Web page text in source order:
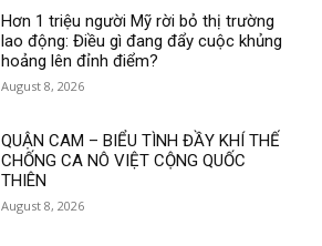
Hơn 1 triệu người Mỹ rời bỏ thị trường
lao động: Điều gì đang đẩy cuộc khủng
hoảng lên đỉnh điểm?
August 8, 2026
QUẬN CAM – BIỂU TÌNH ĐẦY KHÍ THẾ
CHỐNG CA NÔ VIỆT CỘNG QUỐC
THIÊN
August 8, 2026